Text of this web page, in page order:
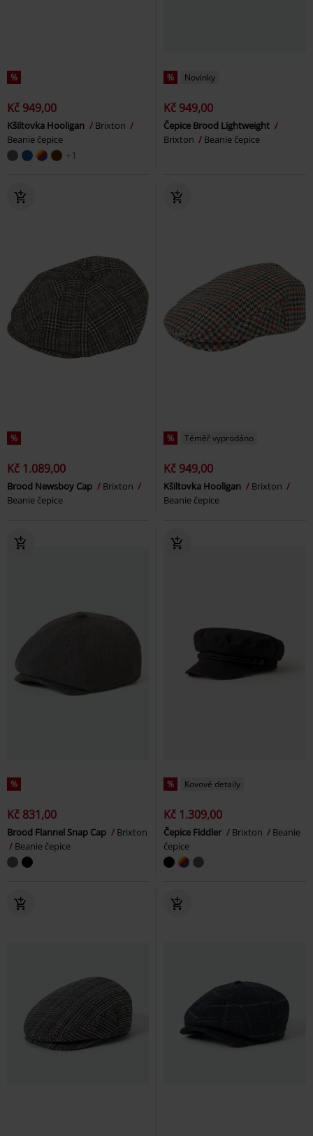
%
Kč 949,00
Kšiltovka Hooligan
Brixton
Beanie čepice
+1
% Novinky
Kč 949,00
Čepice Brood Lightweight
Brixton
Beanie čepice
%
Kč 1.089,00
Brood Newsboy Cap
Brixton
Beanie čepice
% Téměř vyprodáno
Kč 949,00
Kšiltovka Hooligan
Brixton
Beanie čepice
%
Kč 831,00
Brood Flannel Snap Cap
Brixton
Beanie čepice
% Kovové detaily
Kč 1.309,00
Čepice Fiddler Brixton
Beanie
čepice